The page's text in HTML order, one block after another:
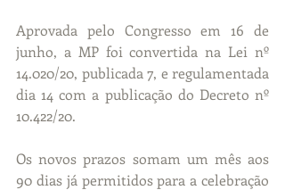
Aprovada pelo Congresso em 16 de
junho, a MP foi convertida na Lei nº
14.020/20, publicada 7, e regulamentada
dia 14 com a publicação do Decreto nº
10.422/20.
Os novos prazos somam um mês aos
90 dias já permitidos para a celebração